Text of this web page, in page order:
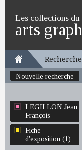
Les collections du
arts
Nouvelle recherche
LEGILLON Jean
François
Fiche
d'exposition (1)